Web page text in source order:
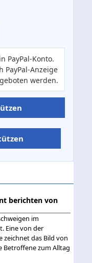
PayPal-Konto.
PayPal-Anzeige
werden.
berichten von
im
Eine von der
zeichnet das Bild von
Betroffene zum Alltag